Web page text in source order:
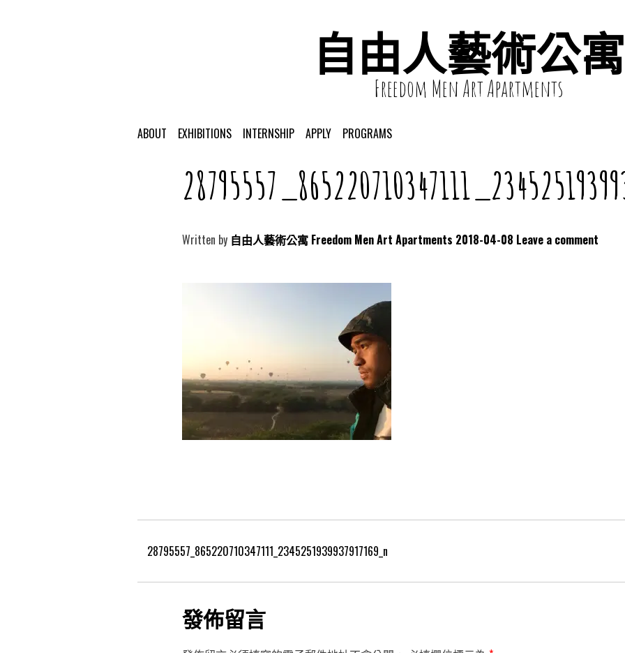
自由人藝術公寓
Freedom Men Art Apartments
ABOUT EXHIBITIONS INTERNSHIP APPLY PROGRAMS
Written by 自由人藝術公寓 Freedom Men Art Apartments 2018-04-08 Leave a comment
28795557_865220710347111_2345251939937917169_n
發佈留言